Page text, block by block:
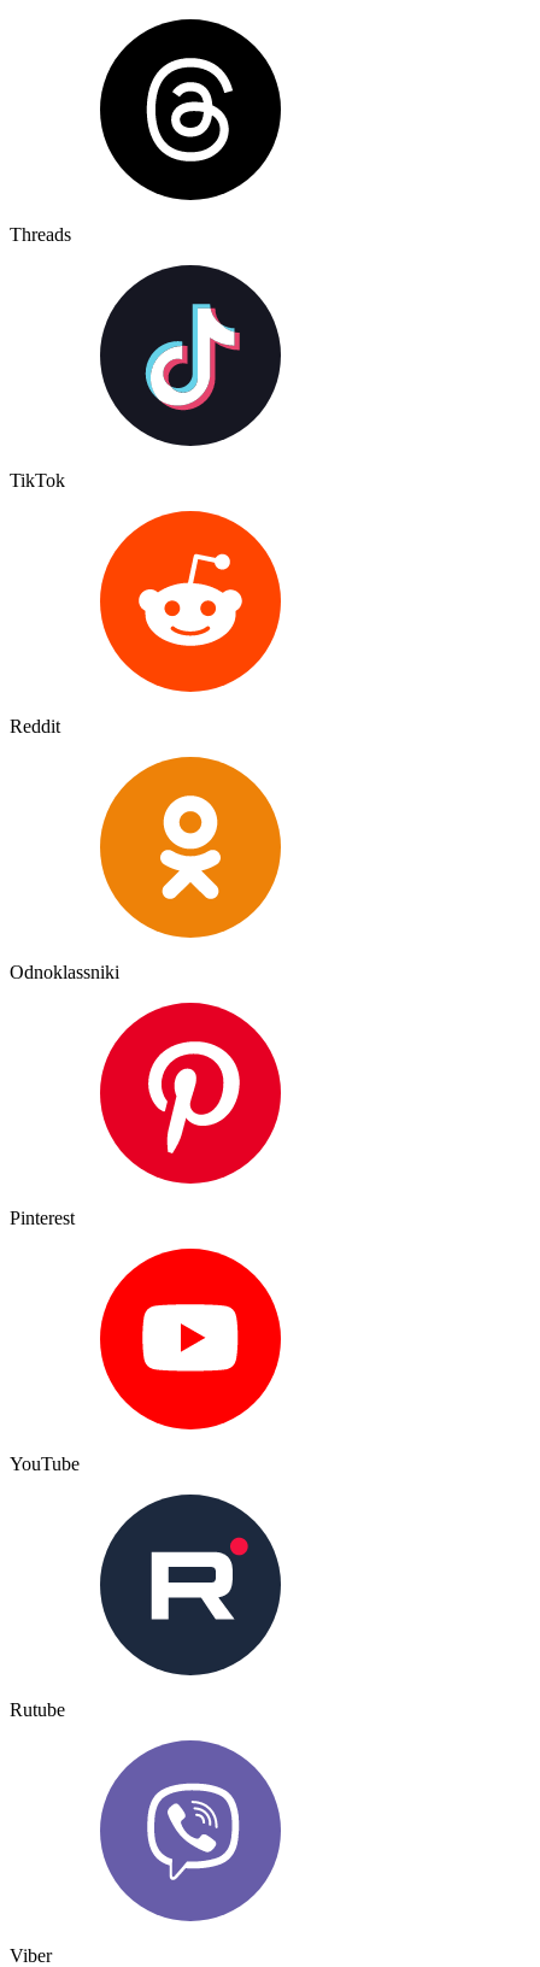
Threads
TikTok
Reddit
Odnoklassniki
Pinterest
YouTube
Rutube
Viber